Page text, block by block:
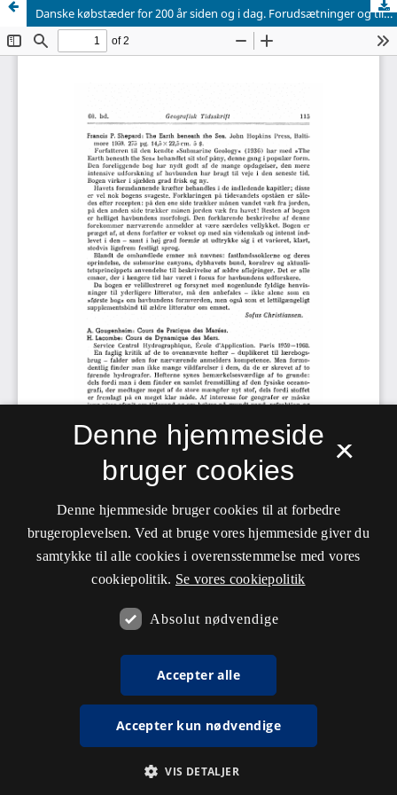
Danske købstæder for 200 år siden og i dag. Forudsætninger og tilstande i billeder og tekst ved Mogens Lebech. Bind I—11. 296 sider, 204 sider. Udgivet på 200-årsdagen for oprettelsen af Købstædernes almindelige Brandforsikring.
×
Denne hjemmeside
bruger cookies
Denne hjemmeside bruger cookies til at forbedre
brugeroplevelsen. Ved at bruge vores hjemmeside giver du
samtykke til alle cookies i overensstemmelse med vores
cookiepolitik. Se vores cookiepolitik
Absolut nødvendige
Accepter alle
Accepter kun nødvendige
VIS DETALJER